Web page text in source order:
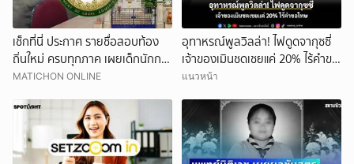
เช็กที่นี่ ประกาศ รายชื่อสอบท้อง
ถิ่นใหม่ ครบทุกภาค เผยเด็กนักการ
เมืองดังหลุดอื้อ
MATICHON ONLINE
อุทาหรณ์พูลวิลล่า! ไฟดูดจากุซซี่
เจ้าของเมินชดเชยแค่ 20% ไร้คำขอ
โทษ
แนวหน้า